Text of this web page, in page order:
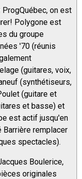
ProgQuébec, on est
Polygone est
du groupe
'70 (réunis
(guitares, voix,
(synthétiseurs,
(guitare et
et basse) et
est actif jusqu'en
Barrière remplacer
spectacles).
Boulerice,
originales